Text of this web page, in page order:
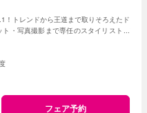
！トレンドから王道まで取りそろえたド
・写真撮影まで専任のスタイリストが
フェア予約